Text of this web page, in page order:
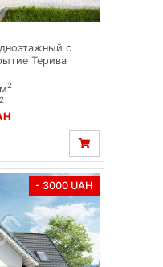
с
Терива
2
2
- 3000 UAH